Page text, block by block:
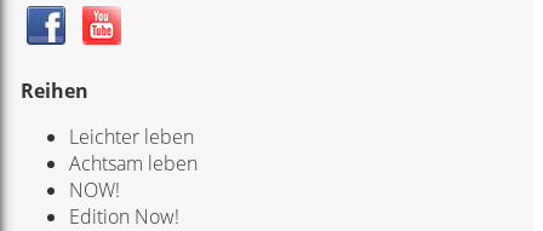
Reihen
Leichter leben
Achtsam leben
NOW!
Edition Now!